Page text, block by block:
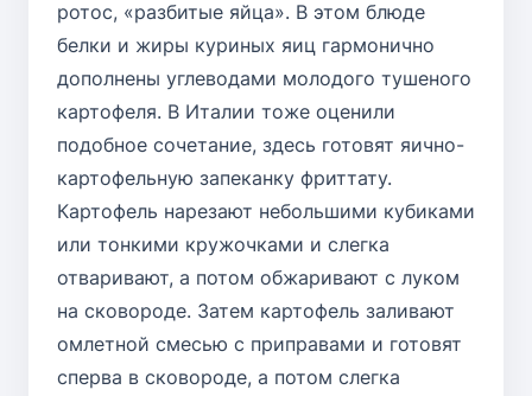
ротос, «разбитые яйца». В этом блюде
белки и жиры куриных яиц гармонично
дополнены углеводами молодого тушеного
картофеля. В Италии тоже оценили
подобное сочетание, здесь готовят яично-
картофельную запеканку фриттату.
Картофель нарезают небольшими кубиками
или тонкими кружочками и слегка
отваривают, а потом обжаривают с луком
на сковороде. Затем картофель заливают
омлетной смесью с приправами и готовят
сперва в сковороде, а потом слегка